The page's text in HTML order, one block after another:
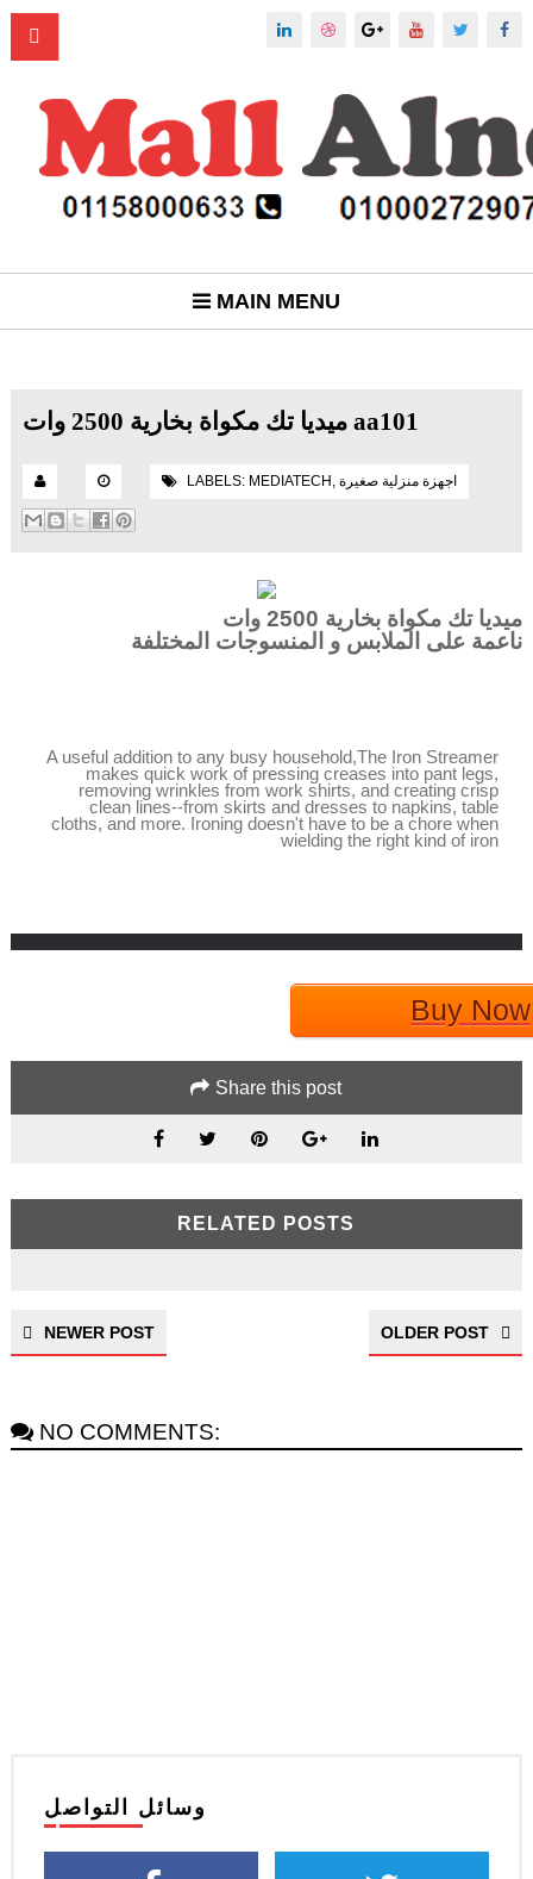
MAIN MENU
ميديا تك مكواة بخارية 2500 وات aa101
LABELS: MEDIATECH , اجهزة منزلية صغيرة
ميديا تك مكواة بخارية 2500 وات
ناعمة على الملابس و المنسوجات المختلفة
A useful addition to any busy household‎‎‎‎,‎‎The Iron Streamer
makes quick work of pressing creases into pant legs‎‎‎‎,‎‎‎‎
removing wrinkles from work shirts‎‎‎‎,‎‎‎‎ and creating crisp
clean lines‎‐‎‐from skirts and dresses to napkins‎‎‎‎,‎‎‎‎ table
cloths‎‎‎‎,‎‎‎‎ and more‎‎‎‎.‎‎‎‎ Ironing doesn‎‎‎‎'‎‎‎‎t have to be a chore when
wielding the right kind of iron
Buy Now
Share this post
RELATED POSTS
NEWER POST OLDER POST
NO COMMENTS:
وسائل التواصل